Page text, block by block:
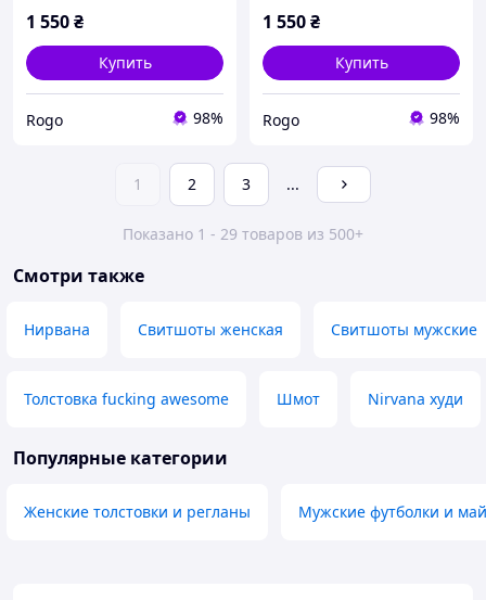
1 550₴
Купить
Rogo 98%
1 550₴
Купить
Rogo 98%
1 2 3 ...
Показано 1 - 29 товаров из 500+
Смотри также
Нирвана Свитшоты женская Свитшоты мужские
Толстовка fucking awesome Шмот Nirvana худи
Популярные категории
Женские толстовки и регланы Мужские футболки и